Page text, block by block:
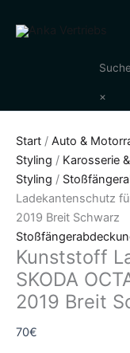
Inhalt
×
Start / Auto &
Styling / Karosserie
Styling /
Ladekantenschutz
2019 Breit Schwarz
Kunststoff
SKODA
2019 Breit
70€
Ladekantenschutz
2012-
2019
Breit
Schwarz
Menge